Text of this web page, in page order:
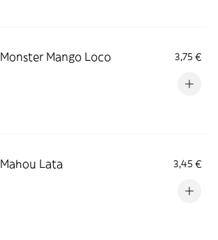
Monster Mango Loco 3,75 €
Mahou Lata 3,45 €